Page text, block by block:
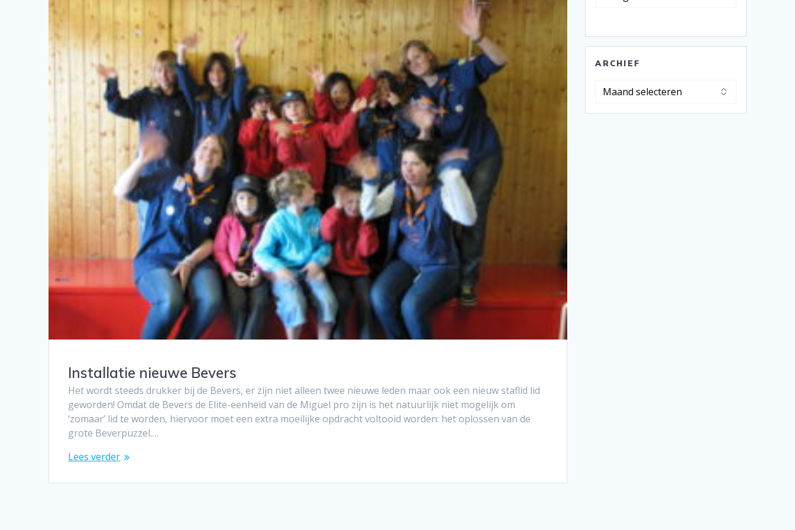
Installatie nieuwe Bevers
Het wordt steeds drukker bij de Bevers, er zijn niet alleen twee nieuwe leden maar ook een nieuw staflid lid
geworden! Omdat de Bevers de Elite-eenheid van de Miguel pro zijn is het natuurlijk niet mogelijk om
‘zomaar’ lid te worden, hiervoor moet een extra moeilijke opdracht voltooid worden: het oplossen van de
grote Beverpuzzel.…
Lees verder
ARCHIEF
Archief